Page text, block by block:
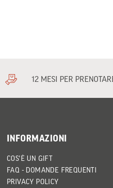
12 MESI PER
INFORMAZIONI
COS'È UN GIFT
FAQ - DOMANDE FREQUENTI
PRIVACY POLICY